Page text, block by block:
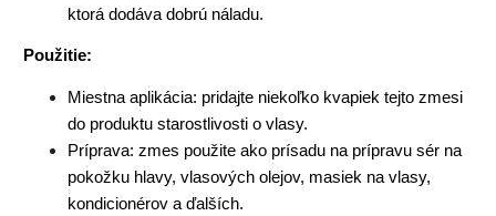
ktorá dodáva dobrú náladu.
Použitie:
Miestna aplikácia: pridajte niekoľko kvapiek tejto zmesi
do produktu starostlivosti o vlasy.
Príprava: zmes použite ako prísadu na prípravu sér na
pokožku hlavy, vlasových olejov, masiek na vlasy,
kondicionérov a ďalších.